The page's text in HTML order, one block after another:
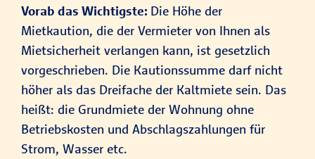
Vorab das Wichtigste: Die Höhe der
Mietkaution, die der Vermieter von Ihnen als
Mietsicherheit verlangen kann, ist gesetzlich
vorgeschrieben. Die Kautionssumme darf nicht
höher als das Dreifache der Kaltmiete sein. Das
heißt: die Grundmiete der Wohnung ohne
Betriebskosten und Abschlagszahlungen für
Strom, Wasser etc.